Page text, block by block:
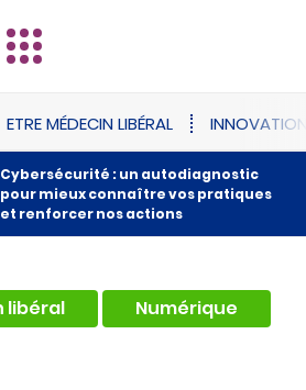
ETRE MÉDECIN LIBÉRAL
Cybersécurité : un autodiagnostic
pour mieux connaître vos pratiques
et renforcer nos actions
libéral Numérique